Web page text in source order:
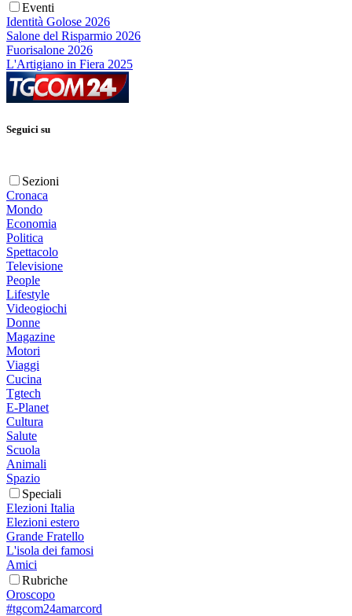
Eventi
Identità Golose 2026
Salone del Risparmio 2026
Fuorisalone 2026
L'Artigiano in Fiera 2025
Seguici su
Sezioni
Cronaca
Mondo
Economia
Politica
Spettacolo
Televisione
People
Lifestyle
Videogiochi
Donne
Magazine
Motori
Viaggi
Cucina
Tgtech
E-Planet
Cultura
Salute
Scuola
Animali
Spazio
Speciali
Elezioni Italia
Elezioni estero
Grande Fratello
L'isola dei famosi
Amici
Rubriche
Oroscopo
#tgcom24amarcord